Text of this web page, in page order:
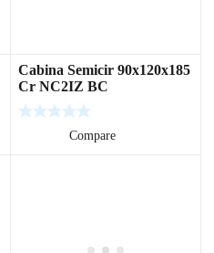
Cabina Semicir 90x120x185
Cr NC2IZ BC
Compare